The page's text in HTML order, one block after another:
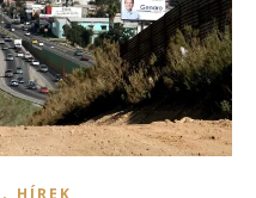
, HÍREK